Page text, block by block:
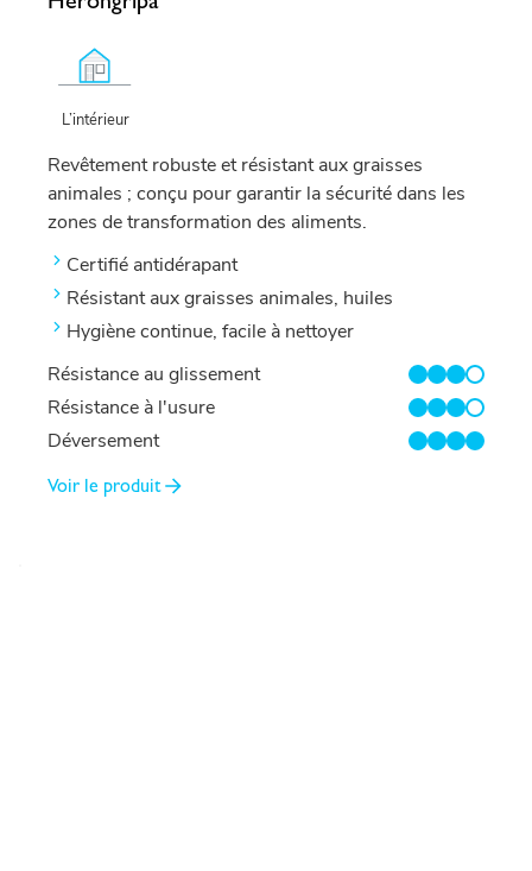
L’intérieur
Revêtement robuste et résistant aux graisses
animales ; conçu pour garantir la sécurité dans les
zones de transformation des aliments.
Certifié antidérapant
Résistant aux graisses animales, huiles
Hygiène continue, facile à nettoyer
Résistance au glissement
3/4
Résistance à l'usure
3/4
Déversement
4/4
Voir le produit